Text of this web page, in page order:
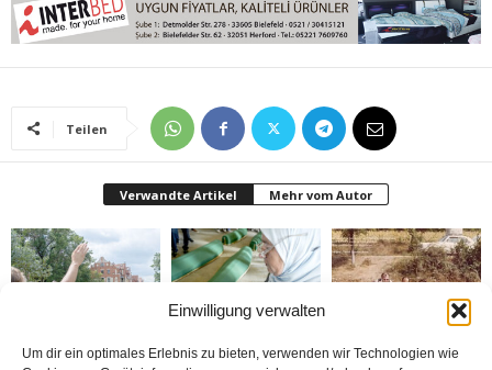
Einwilligung verwalten
Um dir ein optimales Erlebnis zu bieten, verwenden wir Technologien wie
Teilen
Verwandte Artikel Mehr vom Autor
Brandmauer adé: Die
AfD und das Versagen
Bosna: Avrupa’nın
Ortasında Bir Soykırım
Nerde o eski izinler ?